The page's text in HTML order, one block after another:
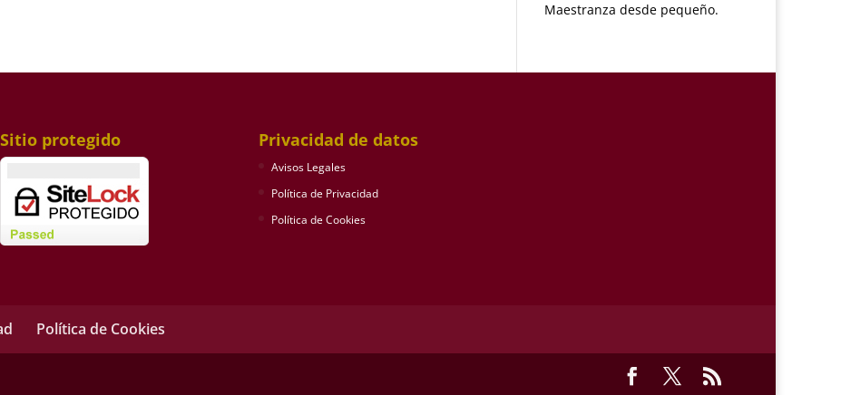
Maestranza desde pequeño.
Sitio protegido Privacidad de datos
Avisos Legales
Política de Privacidad
Política de Cookies
Política de Cookies